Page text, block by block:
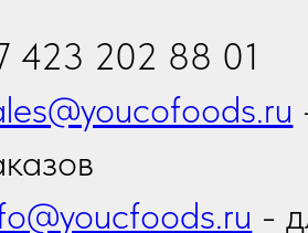
край, г. Артем, ул. Гагарина, 47